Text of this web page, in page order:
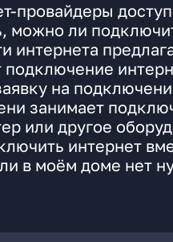
провайдеры
можно ли
интернета
подключение
на
занимает
или другое
интернет
в моём доме нет